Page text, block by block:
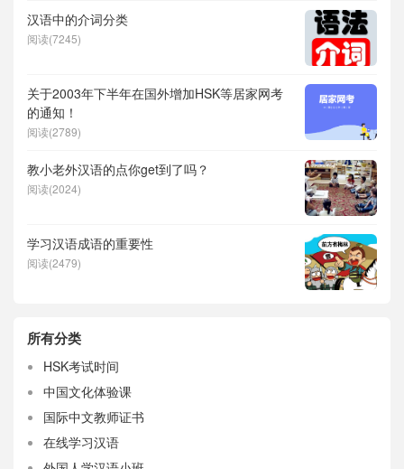
汉语中的介词分类
阅读(7245)
关于2003年下半年在国外增加HSK等居家网考
的通知！
阅读(2789)
教小老外汉语的点你get到了吗？
阅读(2024)
学习汉语成语的重要性
阅读(2479)
所有分类
HSK考试时间
中国文化体验课
国际中文教师证书
在线学习汉语